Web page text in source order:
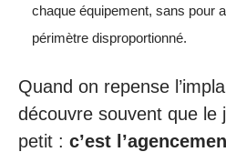
chaque équipement, sans pour
périmètre disproportionné.
Quand on repense
découvre souvent que le
petit : c’est